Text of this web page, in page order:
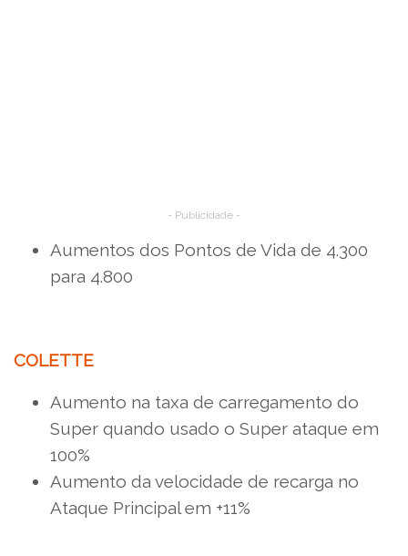
- Publicidade -
Aumentos dos Pontos de Vida de 4.300
para 4.800
COLETTE
Aumento na taxa de carregamento do
Super quando usado o Super ataque em
100%
Aumento da velocidade de recarga no
Ataque Principal em +11%